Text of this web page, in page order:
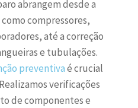
abrangem desde a
compressores,
até a correção
e tubulações.
preventivaé crucial
verificações
de componentes e